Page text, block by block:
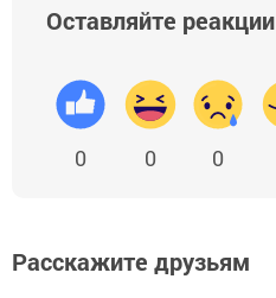
Оставляйте реакции
0 0 0
Расскажите друзьям